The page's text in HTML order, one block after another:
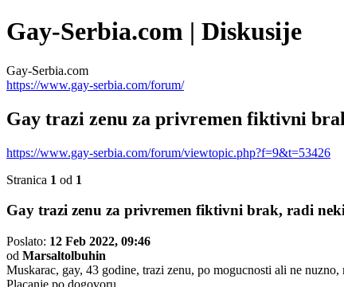
Gay-Serbia.com | Diskusije
Gay-Serbia.com
https://www.gay-serbia.com/forum/
Gay trazi zenu za privremen fiktivni
https://www.gay-serbia.com/forum/viewtopic.php?f=9&t=53426
Stranica 1 od 1
Gay trazi zenu za privremen fiktivni brak, radi
Poslato: 12 Feb 2022, 09:46
od Marsaltolbuhin
Muskarac, gay, 43 godine, trazi zenu, po mogucnosti ali ne